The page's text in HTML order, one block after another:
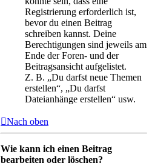
Registrierung erforderlich ist,
bevor du einen Beitrag
schreiben kannst. Deine
Berechtigungen sind jeweils am
Ende der Foren- und der
Beitragsansicht aufgelistet.
Z. B. „Du darfst neue Themen
erstellen“, „Du darfst
Dateianhänge erstellen“ usw.
Nach oben
Wie kann ich einen Beitrag
bearbeiten oder löschen?